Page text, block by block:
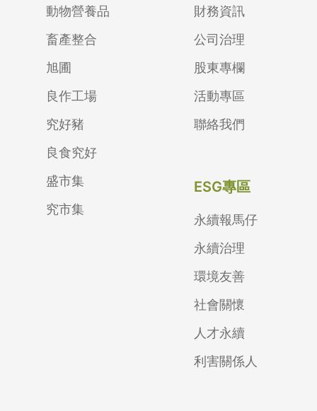
動物營養品
畜產整合
旭圃
良作工場
究好豬
良食究好
盛市集
究市集
財務資訊
公司治理
股東專欄
活動專區
聯絡我們
ESG專區
永續報馬仔
永續治理
環境友善
社會關懷
人才永續
利害關係人